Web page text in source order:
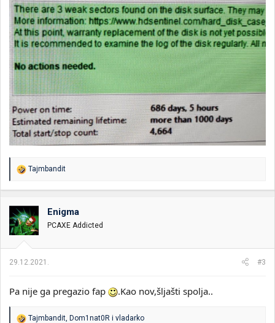
R
o
v
a
n
:
Tajmbandit
Enigma
PCAXE Addicted
29.12.2021. #3
Pa nije ga pregazio fap .Kao nov,šljašti spolja..
R
Tajmbandit, Dom1nat0R i vladarko